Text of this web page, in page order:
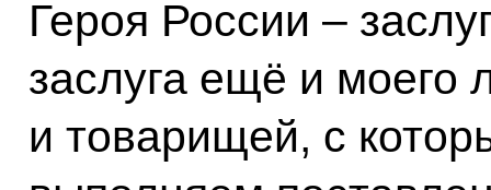
Героя России –
заслуга ещё и моего
и товарищей, с